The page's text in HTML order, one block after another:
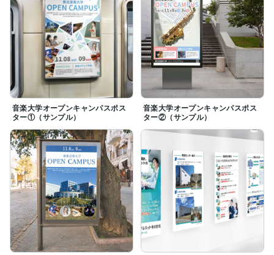
音楽大学オープンキャンパスポス
ター①（サンプル）
音楽大学オープンキャンパスポス
ター②（サンプル）